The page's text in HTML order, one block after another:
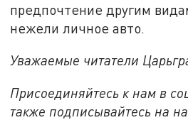
предпочтение другим
нежели личное авто.
Уважаемые читатели
Присоединяйтесь к нам в
также подписывайтесь на